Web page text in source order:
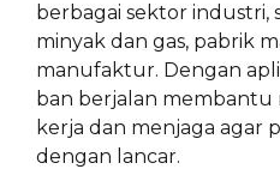
berbagai sektor industri,
minyak dan gas, pabrik
manufaktur. Dengan
ban berjalan
kerja dan menjaga agar
dengan lancar.